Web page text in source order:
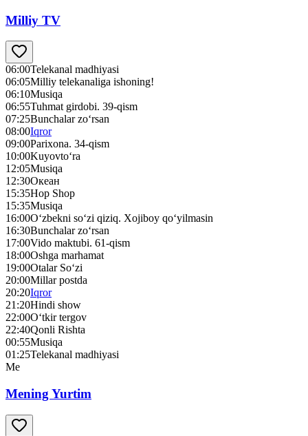
Milliy TV
06:00Telekanal madhiyasi
06:05Milliy telekanaliga ishoning!
06:10Musiqa
06:55Tuhmat girdobi. 39-qism
07:25Bunchalar zo‘rsan
08:00Iqror
09:00Parixona. 34-qism
10:00Kuyovto‘ra
12:05Musiqa
12:30Океан
15:35Hop Shop
15:35Musiqa
16:00O‘zbekni so‘zi qiziq. Xojiboy qo‘yilmasin
16:30Bunchalar zo‘rsan
17:00Vido maktubi. 61-qism
18:00Oshga marhamat
19:00Otalar So‘zi
20:00Millar postda
20:20Iqror
21:20Hindi show
22:00O‘tkir tergov
22:40Qonli Rishta
00:55Musiqa
01:25Telekanal madhiyasi
Me
Mening Yurtim